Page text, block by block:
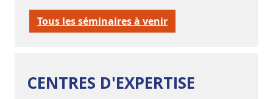
Tous les séminaires à venir
CENTRES D'EXPERTISE